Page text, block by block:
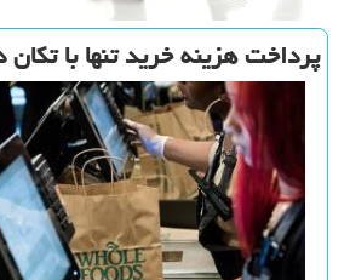
پرداخت هزینه خرید تنها با